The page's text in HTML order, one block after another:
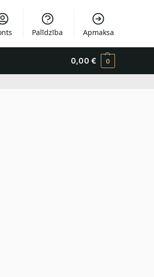
Palīdzība Apmaksa
0,00 € 0